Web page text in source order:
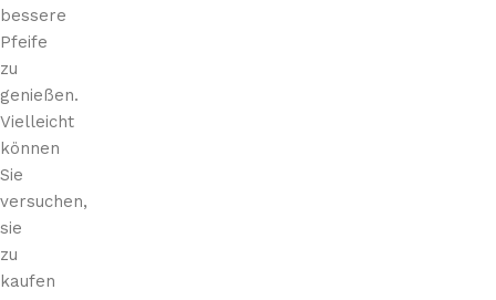
bessere
Pfeife
zu
genießen.
Vielleicht
können
Sie
versuchen,
sie
zu
kaufen